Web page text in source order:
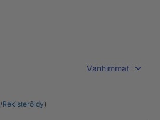
Vanhimmat
/Rekisteröidy)